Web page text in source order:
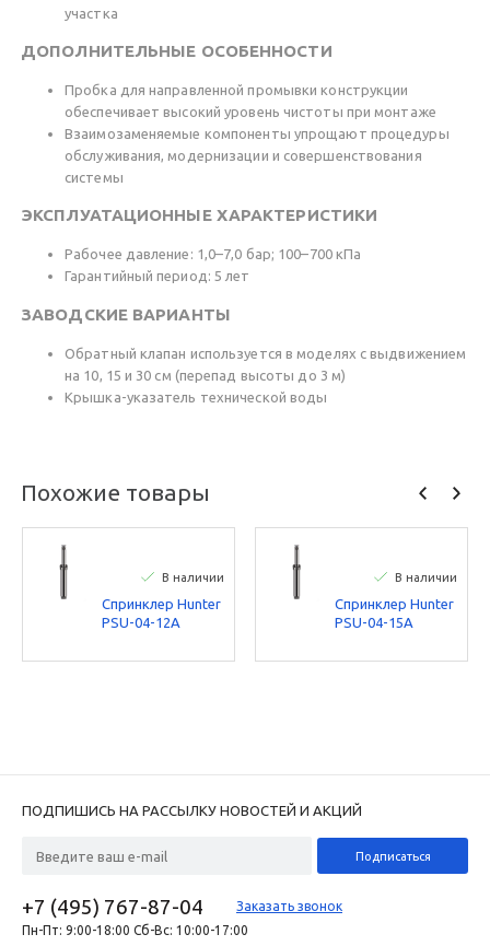
участка
ДОПОЛНИТЕЛЬНЫЕ ОСОБЕННОСТИ
Пробка для направленной промывки конструкции
обеспечивает высокий уровень чистоты при монтаже
Взаимозаменяемые компоненты упрощают процедуры
обслуживания, модернизации и совершенствования
системы
ЭКСПЛУАТАЦИОННЫЕ ХАРАКТЕРИСТИКИ
Рабочее давление: 1,0–7,0 бар; 100–700 кПа
Гарантийный период: 5 лет
ЗАВОДСКИЕ ВАРИАНТЫ
Обратный клапан используется в моделях с выдвижением
на 10, 15 и 30 см (перепад высоты до 3 м)
Крышка-указатель технической воды
Похожие товары
В наличии
Спринклер Hunter
PSU-04-12A
В наличии
Спринклер Hunter
PSU-04-15A
ПОДПИШИСЬ НА РАССЫЛКУ НОВОСТЕЙ И АКЦИЙ
+7 (495) 767-87-04
Заказать звонок
Пн-Пт: 9:00-18:00 Сб-Вс: 10:00-17:00